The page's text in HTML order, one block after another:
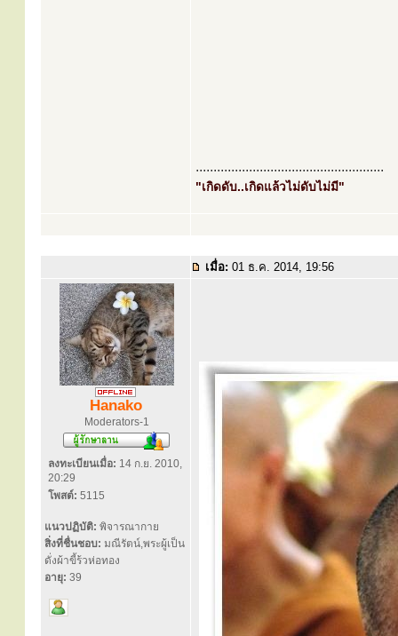
.....................................................
"เกิดดับ..เกิดแล้วไม่ดับไม่มี"
เมื่อ: 01 ธ.ค. 2014, 19:56
Hanako
Moderators-1
ลงทะเบียนเมื่อ: 14 ก.ย. 2010,
20:29
โพสต์: 5115
แนวปฏิบัติ: พิจารณากาย
สิ่งที่ชื่นชอบ: มณีรัตน์,พระผู้เป็น
ดั่งผ้าขี้ร้วห่อทอง
อายุ: 39